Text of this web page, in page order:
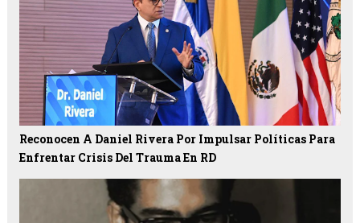
Reconocen A Daniel Rivera Por Impulsar Políticas Para
Enfrentar Crisis Del Trauma En RD